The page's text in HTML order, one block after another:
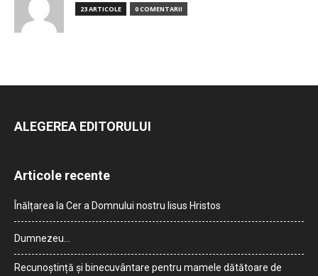
23 ARTICOLE 0 COMENTARII
ALEGEREA EDITORULUI
Articole recente
Înălțarea la Cer a Domnului nostru Iisus Hristos
Dumnezeu…
Recunoștință și binecuvântare pentru mamele dătătoare de